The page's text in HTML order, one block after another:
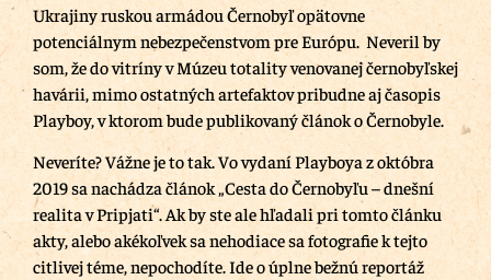
Ukrajiny ruskou armádou Černobyľ opätovne
potenciálnym nebezpečenstvom pre Európu. Neveril by
som, že do vitríny v Múzeu totality venovanej černobyľskej
havárii, mimo ostatných artefaktov pribudne aj časopis
Playboy, v ktorom bude publikovaný článok o Černobyle.
Neveríte? Vážne je to tak. Vo vydaní Playboya z októbra
2019 sa nachádza článok „Cesta do Černobyľu – dnešní
realita v Pripjati“. Ak by ste ale hľadali pri tomto článku
akty, alebo akékoľvek sa nehodiace sa fotografie k tejto
citlivej téme, nepochodíte. Ide o úplne bežnú reportáž